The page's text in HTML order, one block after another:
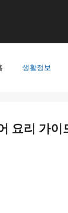
생활정보
요리 가이